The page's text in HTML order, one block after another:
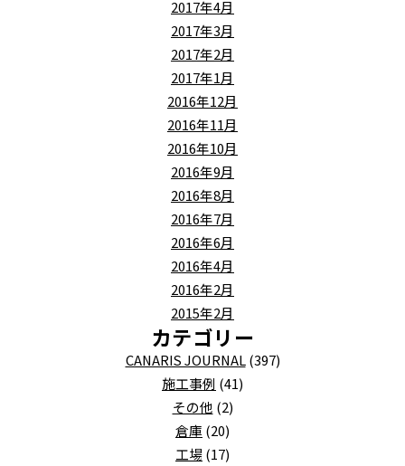
2017年4月
2017年3月
2017年2月
2017年1月
2016年12月
2016年11月
2016年10月
2016年9月
2016年8月
2016年7月
2016年6月
2016年4月
2016年2月
2015年2月
カテゴリー
CANARIS JOURNAL(397)
施工事例 (41)
その他 (2)
倉庫(20)
工場(17)